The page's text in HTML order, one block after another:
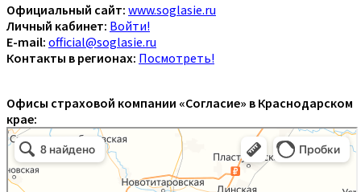
Официальный сайт: www.soglasie.ru
Личный кабинет: Войти!
E-mail: official@soglasie.ru
Контакты в регионах: Посмотреть!
Офисы страховой компании «Согласие» в Краснодарском
крае: